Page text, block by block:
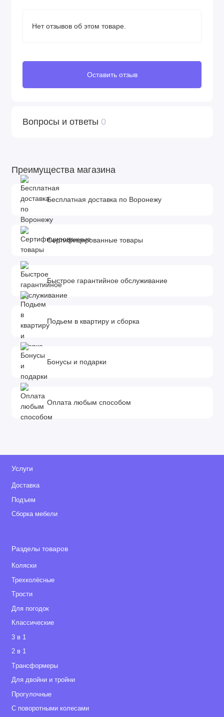
Размеры упаковок:
Нет отзывов об этом товаре.
Оставить отзыв
Вопросы и ответы 0
Преимущества магазина
Бесплатная доставка по Воронежу
Сертифицированные товары
Быстрое гарантийное обслуживание
Подьем в квартиру и сборка
Бонусы и подарки
Оплата любым способом
Услуги
Доставка
Подъем
Сборка мебели
Разделы товаров
Коляски
Трехколёсные
Tрости
Для погодок
Классические
3 в 1
2 в 1
Tрансформеры
Для двойни и тройни
Прогулочные
С поворотными колесами